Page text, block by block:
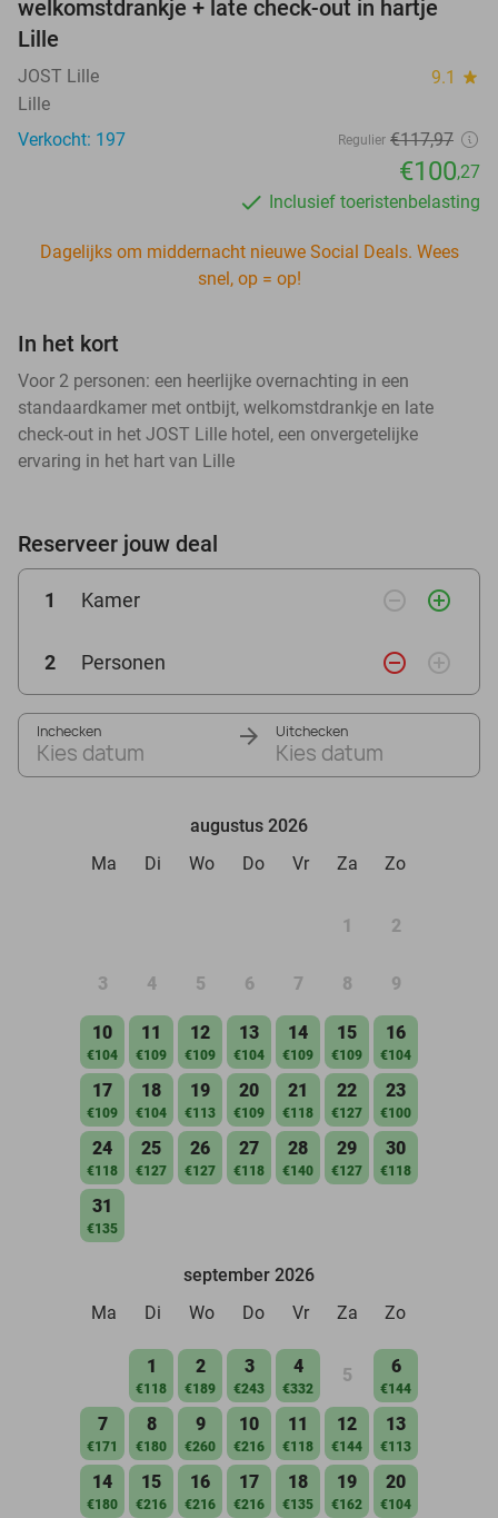
welkomstdrankje + late check-out in hartje
Lille
JOST Lille 9.1 star
Lille
Verkocht: 197
Regulier €117,97
€100,27
Inclusief toeristenbelasting
Dagelijks om middernacht nieuwe Social Deals. Wees
snel, op = op!
In het kort
Voor 2 personen: een heerlijke overnachting in een
standaardkamer met ontbijt, welkomstdrankje en late
check-out in het JOST Lille hotel, een onvergetelijke
ervaring in het hart van Lille
Reserveer jouw deal
1 Kamer remove_circle_outline add_circle_outline
2 Personen remove_circle_outline add_circle_outline
Inchecken
Kies datum
Uitchecken
Kies datum
augustus 2026
Ma
Di Wo Do Vr Za Zo
1 2
3 4 5 6 7 8 9
10
€104
11
€109
12
€109
13
€104
14
€109
15
€109
16
€104
17
€109
18
€104
19
€113
20
€109
21
€118
22
€127
23
€100
24
€118
25
€127
26
€127
27
€118
28
€140
29
€127
30
€118
31
€135
september 2026
Ma
Di Wo Do Vr Za Zo
1
€118
2
€189
3
€243
4
€332
5 6
€144
7
€171
8
€180
9
€260
10
€216
11
€118
12
€144
13
€113
14
€180
15
€216
16
€216
17
€216
18
€135
19
€162
20
€104